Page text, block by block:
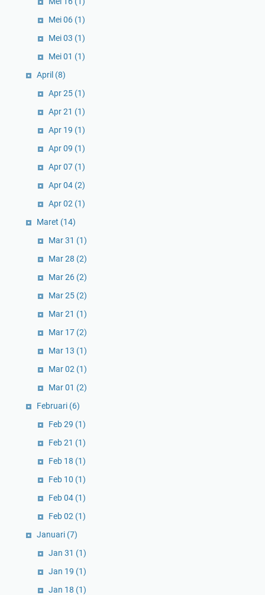
Mei 06 (1)
Mei 03 (1)
Mei 01 (1)
April (8)
Apr 25 (1)
Apr 21 (1)
Apr 19 (1)
Apr 09 (1)
Apr 07 (1)
Apr 04 (2)
Apr 02 (1)
Maret (14)
Mar 31 (1)
Mar 28 (2)
Mar 26 (2)
Mar 25 (2)
Mar 21 (1)
Mar 17 (2)
Mar 13 (1)
Mar 02 (1)
Mar 01 (2)
Februari (6)
Feb 29 (1)
Feb 21 (1)
Feb 18 (1)
Feb 10 (1)
Feb 04 (1)
Feb 02 (1)
Januari (7)
Jan 31 (1)
Jan 19 (1)
Jan 18 (1)